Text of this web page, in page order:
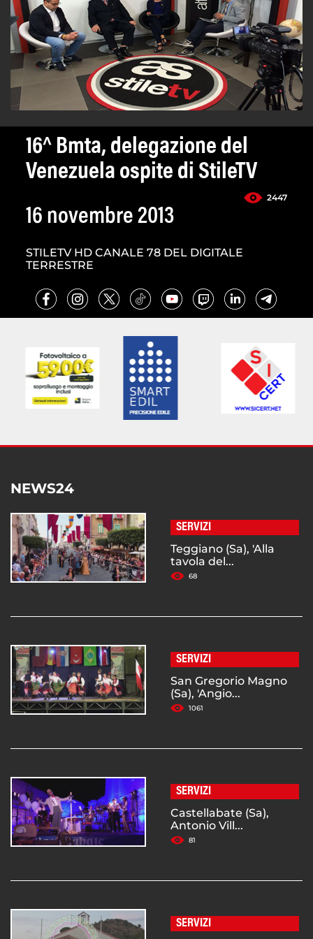
16^ Bmta, delegazione del
Venezuela ospite di StileTV
2447
16 novembre 2013
STILETV HD CANALE 78 DEL DIGITALE
TERRESTRE
NEWS24
SERVIZI
Teggiano (Sa), 'Alla
tavola del...
68
SERVIZI
San Gregorio Magno
(Sa), 'Angio...
1061
SERVIZI
Castellabate (Sa),
Antonio Vill...
81
SERVIZI